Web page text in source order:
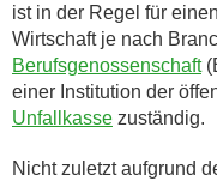
ist in der Regel für
Wirtschaft je nach
Berufsgenossenschaft
einer Institution der
Unfallkasse zuständig.
Nicht zuletzt aufgrund